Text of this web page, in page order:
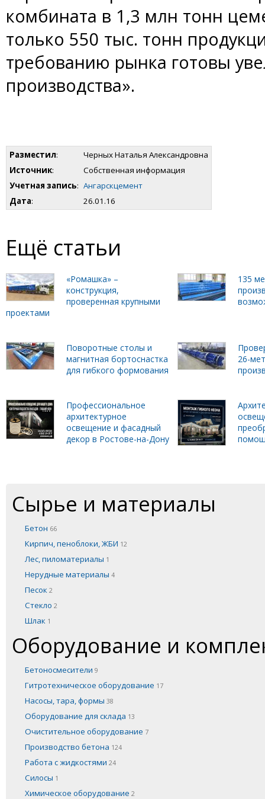
комбината в 1,3 млн тонн
только 550 тыс. тонн
требованию рынка готовы
производства».
Разместил:
Черных Наталья Александровна
Источник:
Собственная информация
Учетная запись: Ангарскцемент
Дата: 26.01.16
Ещё статьи
«Ромашка» –
конструкция,
проверенная крупными
проектами
135
Поворотные столы и
магнитная бортоснастка
для гибкого формования
26-
Профессиональное
архитектурное
освещение и фасадный
декор в Ростове-на-Дону
Сырье и материалы
Бетон 66
Кирпич, пеноблоки, ЖБИ 12
Лес, пиломатериалы 1
Нерудные материалы 4
Песок 2
Стекло 2
Шлак 1
Оборудование и
Бетоносмесители 9
Гитротехническое оборудование 17
Насосы, тара, формы 38
Оборудование для склада 13
Очистительное оборудование 7
Производство бетона 124
Работа с жидкостями 24
Силосы 1
Химическое оборудование 2